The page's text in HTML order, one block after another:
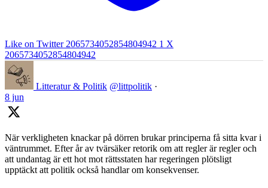
Like on Twitter 2065734052854804942 1 X
2065734052854804942
Litteratur & Politik @littpolitik ·
8 jun
När verkligheten knackar på dörren brukar principerna få sitta kvar i
väntrummet. Efter år av tvärsäker retorik om att regler är regler och
att undantag är ett hot mot rättsstaten har regeringen plötsligt
upptäckt att politik också handlar om konsekvenser.